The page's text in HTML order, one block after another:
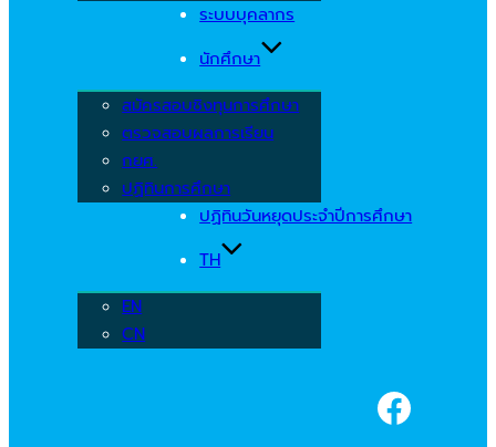
ระบบบุคลากร
นักศึกษา
สมัครสอบชิงทุนการศึกษา
ตรวจสอบผลการเรียน
กยศ.
ปฏิทินการศึกษา
ปฏิทินวันหยุดประจำปีการศึกษา
TH
EN
CN